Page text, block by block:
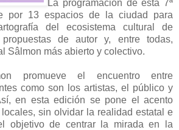
La programación de esta 7ª
por 13 espacios de la ciudad para
del ecosistema cultural de
propuestas de autor y, entre todas,
Sâlmon más abierto y colectivo.
promueve el encuentro entre
como son los artistas, el público y
en esta edición se pone el acento
sin olvidar la realidad estatal e
objetivo de centrar la mirada en la